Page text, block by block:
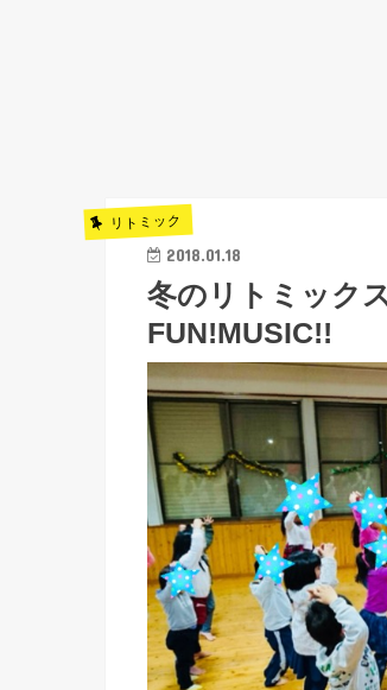
リトミック
2018.01.18
冬のリトミック
FUN!MUSIC!!